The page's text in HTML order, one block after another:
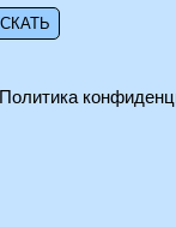
Политика